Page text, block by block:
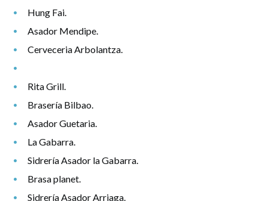
Hung Fai.
Asador Mendipe.
Cerveceria Arbolantza.
Rita Grill.
Brasería Bilbao.
Asador Guetaria.
La Gabarra.
Sidrería Asador la Gabarra.
Brasa planet.
Sidrería Asador Arriaga.